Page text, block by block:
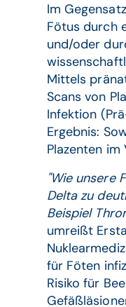
Im
Fötus durch
und/oder
Mittels
Scans von
Infektion
Ergebnis:
Plazenten
"Wie unsere
Delta zu
Beispiel
umreißt
für Föten
Risiko für